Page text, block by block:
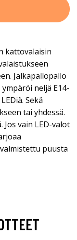
kattovalaisin
Jalkapallopallo
neljä E14-
Sekä
tai yhdessä.
vain LED-valot
puusta